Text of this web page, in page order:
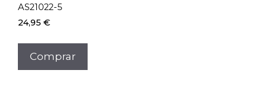
AS21022-5
24,95 €
Comprar